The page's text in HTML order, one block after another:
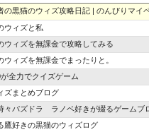
黒猫のウィズ攻略日記 | のんびりマイペースで攻略
ウィズと私
ウィズを無課金で攻略してみる
ウィズを無課金でまったりと。
全力でクイズゲーム
ズまとめブログ
々パズドラ ラノベ好きが綴るゲームブ
鷹好きの黒猫のウィズログ